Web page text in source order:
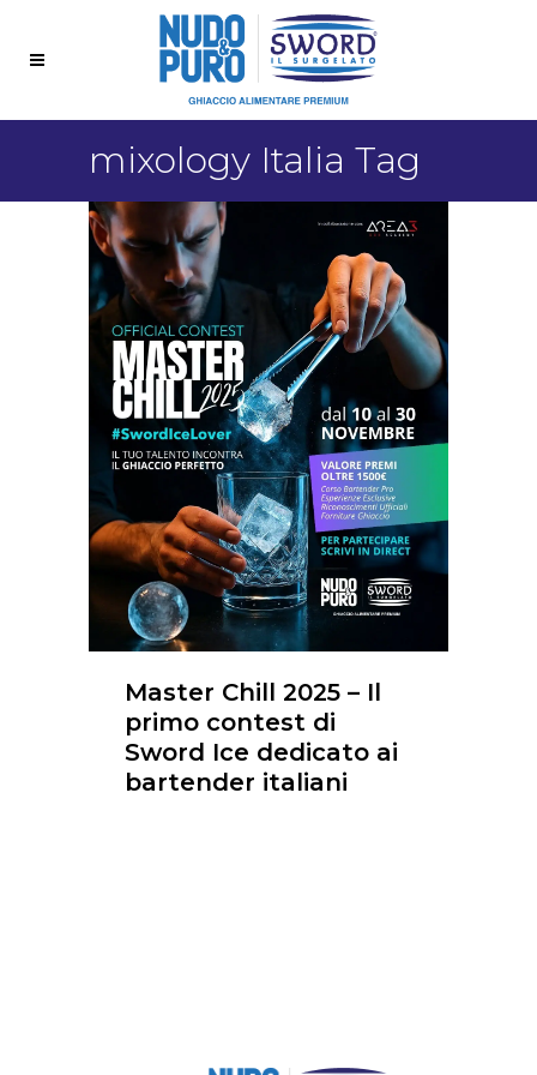
mixology Italia Tag
Master Chill 2025 – Il
primo contest di
Sword Ice dedicato ai
bartender italiani